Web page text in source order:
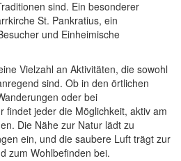
sind. Ein besonderer
St. Pankratius, ein
und Einheimische
Vielzahl an Aktivitäten, die sowohl
sind. Ob in den örtlichen
oder bei
findet jeder die Möglichkeit, aktiv am
Die Nähe zur Natur lädt zu
ein, und die saubere Luft trägt zur
zum Wohlbefinden bei.